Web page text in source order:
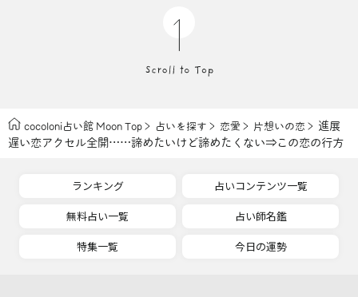
cocoloni占い館 Moon Top 占いを探す 恋愛 片想いの恋
進展
遅い恋アクセル全開……諦めたいけど諦めたくない⇒この恋の行方
ランキング
占いコンテンツ一覧
無料占い一覧
占い師名鑑
特集一覧
今日の運勢